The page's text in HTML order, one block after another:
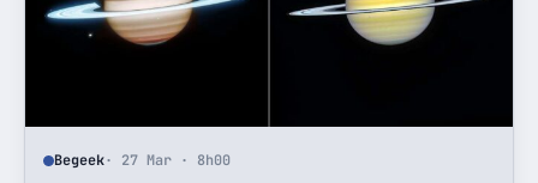
Begeek· 27 Mar · 8h00